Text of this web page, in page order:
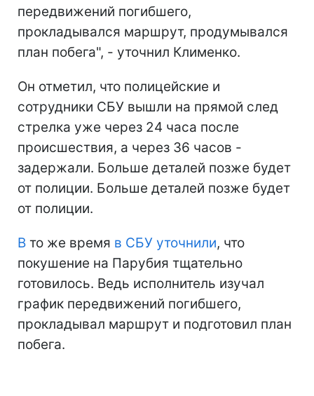
передвижений погибшего,
прокладывался маршрут, продумывался
план побега", - уточнил Клименко.
Он отметил, что полицейские и
сотрудники СБУ вышли на прямой след
стрелка уже через 24 часа после
происшествия, а через 36 часов -
задержали. Больше деталей позже будет
от полиции. Больше деталей позже будет
от полиции.
В то же время в СБУ уточнили, что
покушение на Парубия тщательно
готовилось. Ведь исполнитель изучал
график передвижений погибшего,
прокладывал маршрут и подготовил план
побега.